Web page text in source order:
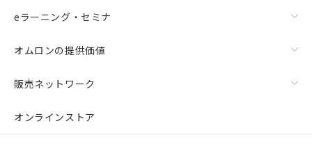
eラーニング・セミナ
オムロンの提供価値
販売ネットワーク
オンラインストア